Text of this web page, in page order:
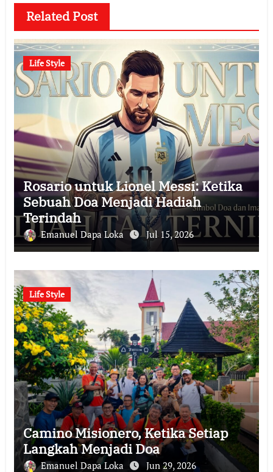
Related Post
Life Style
Rosario untuk Lionel Messi: Ketika
Sebuah Doa Menjadi Hadiah
Terindah
Emanuel Dapa Loka Jul 15, 2026
Life Style
Camino Misionero, Ketika Setiap
Langkah Menjadi Doa
Emanuel Dapa Loka Jun 29, 2026